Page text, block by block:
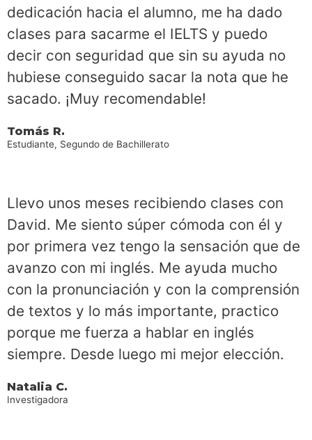
dedicación hacia el alumno, me ha dado
clases para sacarme el IELTS y puedo
decir con seguridad que sin su ayuda no
hubiese conseguido sacar la nota que he
sacado. ¡Muy recomendable!
Tomás R.
Estudiante, Segundo de Bachillerato
Llevo unos meses recibiendo clases con
David. Me siento súper cómoda con él y
por primera vez tengo la sensación que de
avanzo con mi inglés. Me ayuda mucho
con la pronunciación y con la comprensión
de textos y lo más importante, practico
porque me fuerza a hablar en inglés
siempre. Desde luego mi mejor elección.
Natalia C.
Investigadora